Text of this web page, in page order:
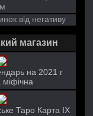
від негативу
магазин
на 2021 г
міфічна
Таро Карта ІХ